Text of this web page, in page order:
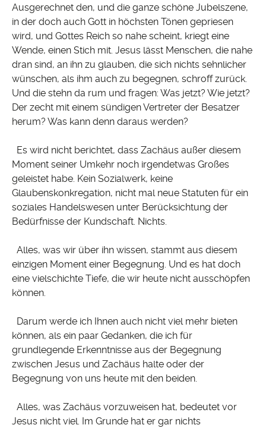
Ausgerechnet den, und die ganze schöne Jubelszene,
in der doch auch Gott in höchsten Tönen gepriesen
wird, und Gottes Reich so nahe scheint, kriegt eine
Wende, einen Stich mit. Jesus lässt Menschen, die nahe
dran sind, an ihn zu glauben, die sich nichts sehnlicher
wünschen, als ihm auch zu begegnen, schroff zurück.
Und die stehn da rum und fragen: Was jetzt? Wie jetzt?
Der zecht mit einem sündigen Vertreter der Besatzer
herum? Was kann denn daraus werden?
Es wird nicht berichtet, dass Zachäus außer diesem
Moment seiner Umkehr noch irgendetwas Großes
geleistet habe. Kein Sozialwerk, keine
Glaubenskonkregation, nicht mal neue Statuten für ein
soziales Handelswesen unter Berücksichtung der
Bedürfnisse der Kundschaft. Nichts.
Alles, was wir über ihn wissen, stammt aus diesem
einzigen Moment einer Begegnung. Und es hat doch
eine vielschichte Tiefe, die wir heute nicht ausschöpfen
können.
Darum werde ich Ihnen auch nicht viel mehr bieten
können, als ein paar Gedanken, die ich für
grundlegende Erkenntnisse aus der Begegnung
zwischen Jesus und Zachäus halte oder der
Begegnung von uns heute mit den beiden.
Alles, was Zachäus vorzuweisen hat, bedeutet vor
Jesus nicht viel. Im Grunde hat er gar nichts